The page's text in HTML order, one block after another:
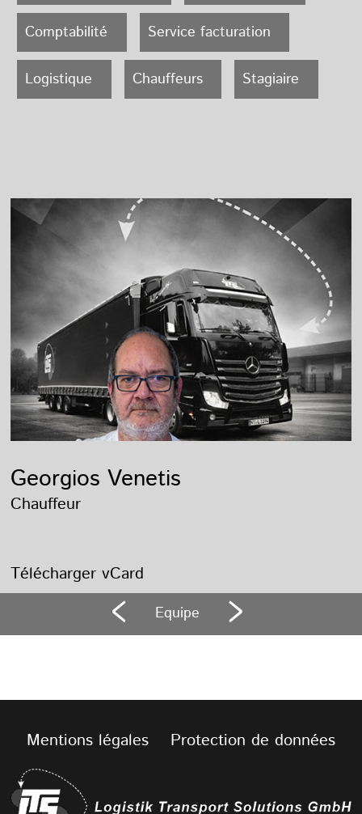
Comptabilité Service facturation
Logistique Chauffeurs Stagiaire
Georgios Venetis
Chauffeur
Télécharger vCard
Equipe
Mentions légales Protection de données